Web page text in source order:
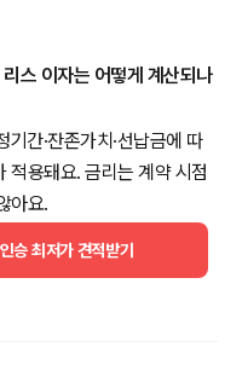
스 이자는 어떻게 계산되나
간·잔존가치·선납금에 따
적용돼요. 금리는 계약 시점
아요.
승 최저가 견적받기